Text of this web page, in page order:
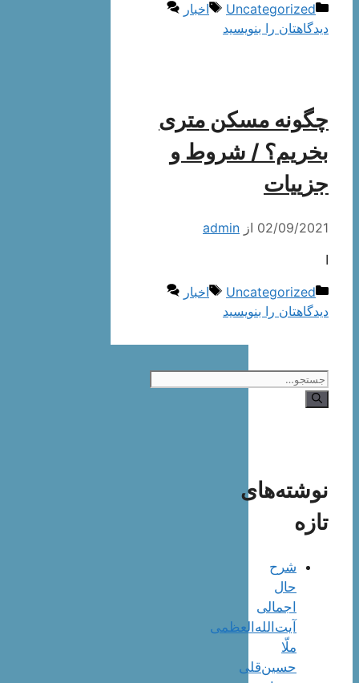
دسته‌ها
Uncategorized برچسب‌ها
اخبار
دیدگاهتان را بنویسید
چگونه مسکن متری
بخریم؟ / شروط و
جزيیات
02/09/2021 از admin
ا
دسته‌ها
Uncategorized برچسب‌ها
اخبار
دیدگاهتان را بنویسید
جستجوی
نوشته‌های
تازه
شرح
حال
اجمالی
آیت‌الله‌العظمی
ملّا
حسین‌قلی